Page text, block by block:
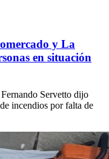
y La
en situación
Servetto dijo
incendios por falta de